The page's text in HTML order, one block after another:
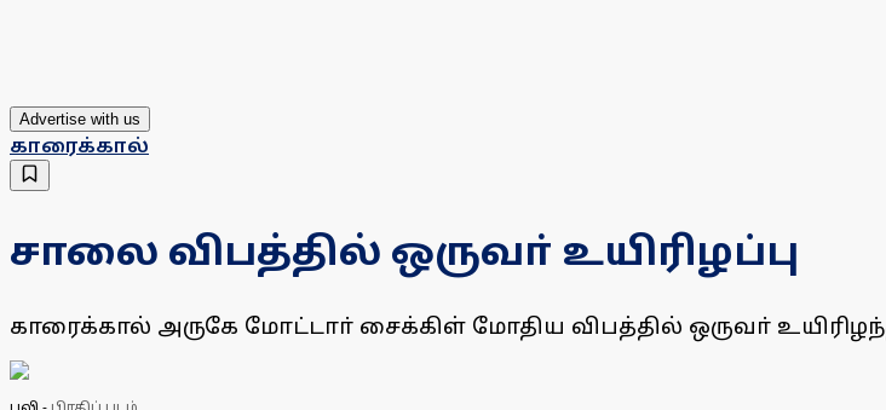
Advertise with us
காரைக்கால்
சாலை விபத்தில் ஒருவா் உயிரிழப்பு
காரைக்கால் அருகே மோட்டாா் சைக்கிள் மோதிய விபத்தில் ஒருவா்